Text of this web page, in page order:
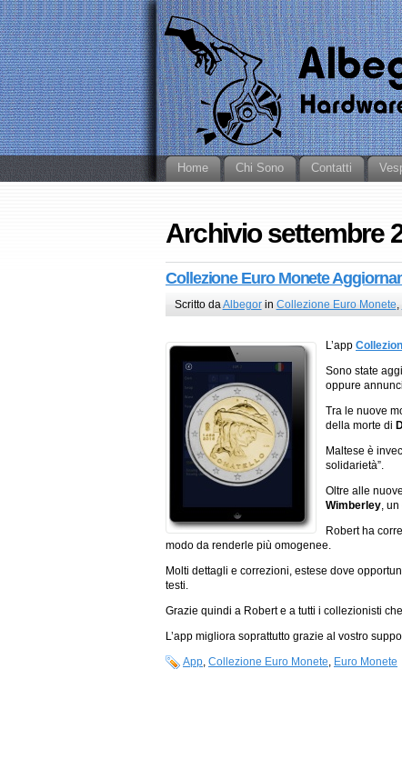
Home Chi Sono Contatti
Archivio settembre
Collezione Euro Monete
Scritto da Albegorin Collezione Euro Monete,
L’app
Sono state
oppure
Tra le nuove
della morte di
Maltese è
solidarietà”.
Oltre alle
Wimberley,
Robert ha
modo da renderle più omogenee.
Molti dettagli e correzioni, estese dove
testi.
Grazie quindi a Robert e a tutti i collezionisti
L’app migliora soprattutto grazie al vostro
App, Collezione Euro Monete, Euro Monete